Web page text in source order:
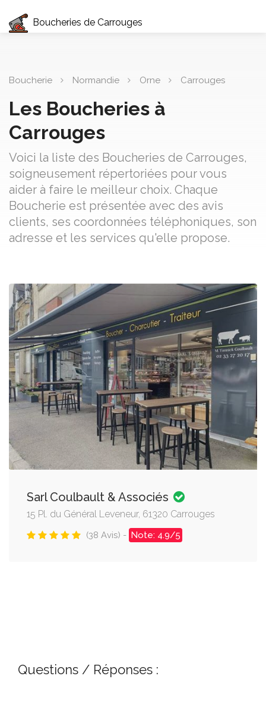
Boucheries de Carrouges
Boucherie Normandie Orne Carrouges
Les Boucheries à
Carrouges
Voici la liste des Boucheries de Carrouges,
soigneusement répertoriées pour vous
aider à faire le meilleur choix. Chaque
Boucherie est présentée avec des avis
clients, ses coordonnées téléphoniques, son
adresse et les services qu'elle propose.
Sarl Coulbault & Associés
15 Pl. du Général Leveneur, 61320 Carrouges
(38 Avis) - Note: 4.9/5
Questions / Réponses :